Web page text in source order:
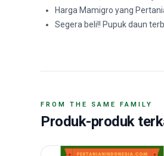
Harga Mamigro yang
Segera beli!! Pupuk daun
FROM THE SAME FAMILY
Produk-produk